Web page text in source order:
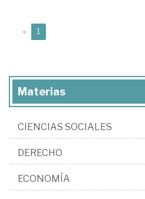
« 1
Materias
CIENCIAS SOCIALES
DERECHO
ECONOMÍA